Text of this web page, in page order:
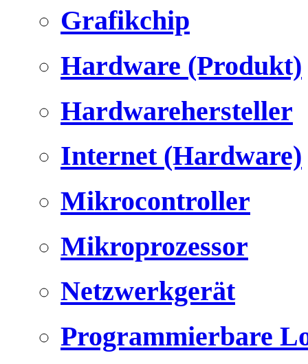
Grafikchip
Hardware (Produkt)
Hardwarehersteller
Internet (Hardware)
Mikrocontroller
Mikroprozessor
Netzwerkgerät
Programmierbare